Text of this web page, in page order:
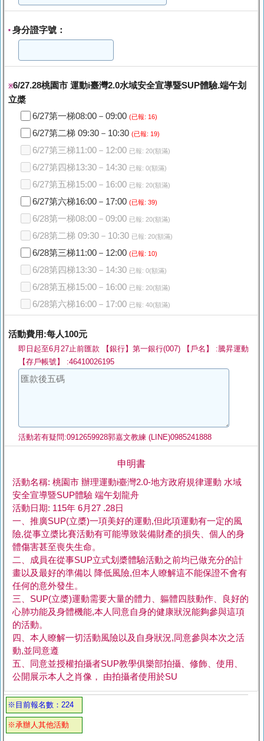
* 身分證字號：
※6/27.28桃園市 運動i臺灣2.0水域安全宣導暨SUP體驗.端午划
立槳
6/27第一梯08:00－09:00 (已報: 16)
6/27第二梯 09:30－10:30 (已報: 19)
6/27第三梯11:00－12:00 已報: 20(額滿)
6/27第四梯13:30－14:30 已報: 0(額滿)
6/27第五梯15:00－16:00 已報: 20(額滿)
6/27第六梯16:00－17:00 (已報: 39)
6/28第一梯08:00－09:00 已報: 20(額滿)
6/28第二梯 09:30－10:30 已報: 20(額滿)
6/28第三梯11:00－12:00 (已報: 10)
6/28第四梯13:30－14:30 已報: 0(額滿)
6/28第五梯15:00－16:00 已報: 20(額滿)
6/28第六梯16:00－17:00 已報: 40(額滿)
活動費用:每人100元
即日起至6月27止前匯款 【銀行】第一銀行(007) 【戶名】 :騰昇運動
【存戶帳號】 :46410026195
活動若有疑問:0912659928郭嘉文教練 (LINE)0985241888
申明書
活動名稱: 桃園市 辦理運動i臺灣2.0-地方政府規律運動 水域
安全宣導暨SUP體驗 端午划龍舟
活動日期: 115年 6月27 .28日
一、推廣SUP(立槳)一項美好的運動,但此項運動有一定的風
險,從事立槳比賽活動有可能導致裝備財產的損失、個人的身
體傷害甚至喪失生命。
二、成員在從事SUP立式划槳體驗活動之前均已做充分的計
畫以及最好的準備以 降低風險,但本人瞭解這不能保證不會有
任何的意外發生。
三、SUP(立槳)運動需要大量的體力、軀體四肢動作、良好的
心肺功能及身體機能,本人同意自身的健康狀況能夠參與這項
的活動。
四、本人瞭解一切活動風險以及自身狀況,同意參與本次之活
動,並同意遵
五、同意並授權拍攝者SUP教學俱樂部拍攝、修飾、使用、
公開展示本人之肖像， 由拍攝者使用於SU
※目前報名數：224
※承辦人其他活動